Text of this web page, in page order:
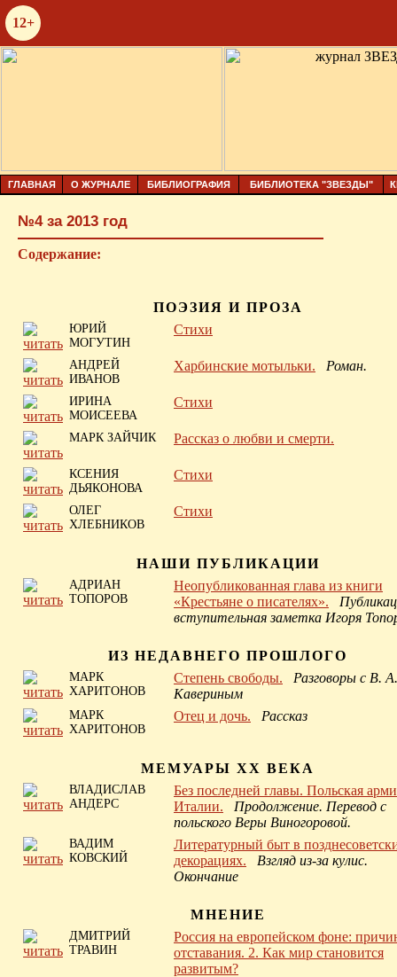
12+
ГЛАВНАЯ О ЖУРНАЛЕ БИБЛИОГРАФИЯ БИБЛИОТЕКА "ЗВЕЗДЫ"
№4 за 2013 год
Содержание:
ПОЭЗИЯ И ПРОЗА
ЮРИЙ
МОГУТИН
Стихи
АНДРЕЙ
ИВАНОВ
Харбинские мотыльки. Роман.
ИРИНА
МОИСЕЕВА
Стихи
МАРК ЗАЙЧИК Рассказ о любви и смерти.
КСЕНИЯ
ДЬЯКОНОВА
Стихи
ОЛЕГ
ХЛЕБНИКОВ
Стихи
НАШИ ПУБЛИКАЦИИ
АДРИАН
ТОПОРОВ
Неопубликованная глава из книги
«Крестьяне о писателях».
вступительная заметка Игоря
ИЗ НЕДАВНЕГО ПРОШЛОГО
МАРК
ХАРИТОНОВ
Степень свободы.
Разговоры с В. А.
Кавериным
МАРК
ХАРИТОНОВ
Отец и дочь. Рассказ
МЕМУАРЫ XX ВЕКА
ВЛАДИСЛАВ
АНДЕРС
Без последней главы. Польская
Италии.
Продолжение. Перевод с
польского Веры Виногоровой.
ВАДИМ
КОВСКИЙ
Литературный быт в
декорациях.
Взгляд из-за кулис.
Окончание
МНЕНИЕ
ДМИТРИЙ
ТРАВИН
Россия на европейском фоне:
отставания. 2. Как мир становится
развитым?